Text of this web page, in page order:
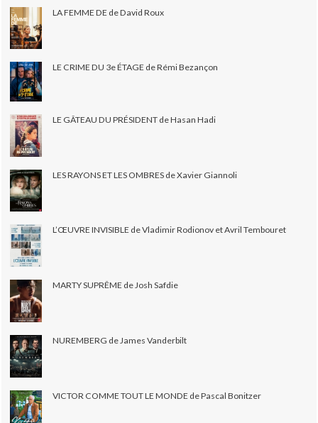
LA FEMME DE de David Roux
LE CRIME DU 3e ÉTAGE de Rémi Bezançon
LE GÂTEAU DU PRÉSIDENT de Hasan Hadi
LES RAYONS ET LES OMBRES de Xavier Giannoli
L’ŒUVRE INVISIBLE de Vladimir Rodionov et Avril Tembouret
MARTY SUPRÊME de Josh Safdie
NUREMBERG de James Vanderbilt
VICTOR COMME TOUT LE MONDE de Pascal Bonitzer